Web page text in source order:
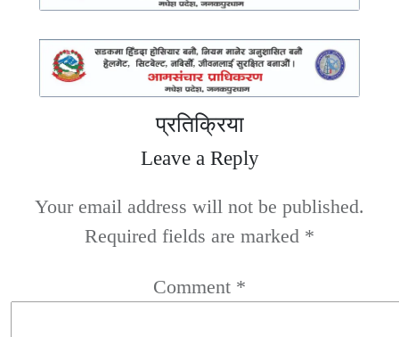
प्रतिक्रिया
Leave a Reply
Your email address will not be published.
Required fields are marked *
Comment *